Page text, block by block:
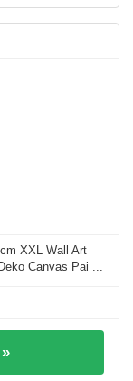
XXL Wall Art
Canvas Pai ...